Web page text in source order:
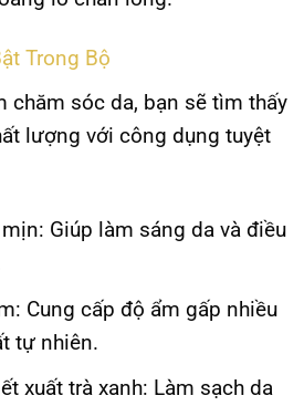
Trong Bộ
chăm sóc da, bạn sẽ tìm thấy
lượng với công dụng tuyệt
Giúp làm sáng da và điều
Cung cấp độ ẩm gấp nhiều
tự nhiên.
xuất trà xanh: Làm sạch da